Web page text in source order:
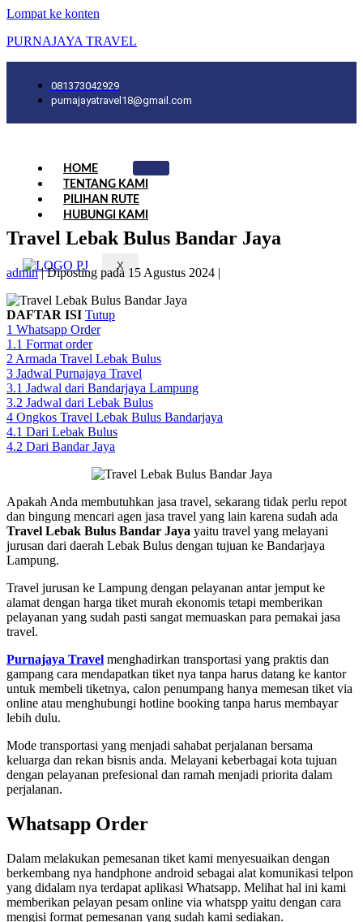
Lompat ke konten
PURNAJAYA TRAVEL
081373042929
purnajayatravel18@gmail.com
HOME
TENTANG KAMI
PILIHAN RUTE
HUBUNGI KAMI
X
Travel Lebak Bulus Bandar Jaya
admin|Diposting pada 15 Agustus 2024 |
DAFTAR ISI Tutup
1 Whatsapp Order
1.1 Format order
2 Armada Travel Lebak Bulus
3 Jadwal Purnajaya Travel
3.1 Jadwal dari Bandarjaya Lampung
3.2 Jadwal dari Lebak Bulus
4 Ongkos Travel Lebak Bulus Bandarjaya
4.1 Dari Lebak Bulus
4.2 Dari Bandar Jaya
Apakah Anda membutuhkan jasa travel, sekarang tidak perlu repot
dan bingung mencari agen jasa travel yang lain karena sudah ada
Travel Lebak Bulus Bandar Jaya yaitu travel yang melayani
jurusan dari daerah Lebak Bulus dengan tujuan ke Bandarjaya
Lampung.
Travel jurusan ke Lampung dengan pelayanan antar jemput ke
alamat dengan harga tiket murah ekonomis tetapi memberikan
pelayanan yang sudah pasti sangat memuaskan para pemakai jasa
travel.
Purnajaya Travel menghadirkan transportasi yang praktis dan
gampang cara mendapatkan tiket nya tanpa harus datang ke kantor
untuk membeli tiketnya, calon penumpang hanya memesan tiket via
online atau menghubungi hotline booking tanpa harus membayar
lebih dulu.
Mode transportasi yang menjadi sahabat perjalanan bersama
keluarga dan rekan bisnis anda. Melayani keberbagai kota tujuan
dengan pelayanan prefesional dan ramah menjadi priorita dalam
perjalanan.
Whatsapp Order
Dalam melakukan pemesanan tiket kami menyesuaikan dengan
berkembang nya handphone android sebagai alat komunikasi telpon
yang didalam nya terdapat aplikasi Whatsapp. Melihat hal ini kami
memberikan pelayan pesam online via whatspp yaitu dengan cara
mengisi format pemesanan yang sudah kami sediakan.